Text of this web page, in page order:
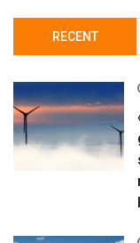
RECENT